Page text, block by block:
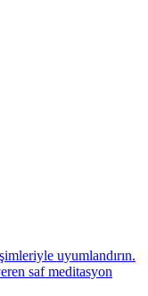
uyumlandırın.
saf meditasyon